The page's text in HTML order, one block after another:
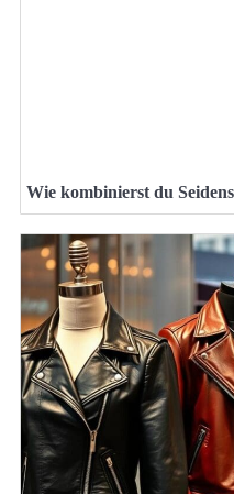
Wie kombinierst du